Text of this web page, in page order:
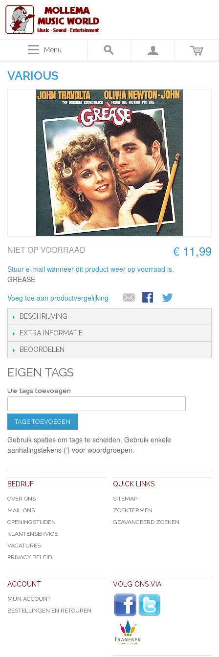
Menu
VARIOUS
€ 11,99
NIET OP VOORRAAD
Stuur e-mail wanneer dit product weer op voorraad is.
GREASE
Voeg toe aan productvergelijking
BESCHRIJVING
EXTRA INFORMATIE
BEOORDELEN
EIGEN TAGS
Uw tags toevoegen
TAGS TOEVOEGEN
Gebruik spaties om tags te scheiden. Gebruik enkele
aanhalingstekens (‘) voor woordgroepen.
BEDRIJF
OVER ONS
MAIL ONS
OPENINGSTIJDEN
KLANTENSERVICE
VACATURES
PRIVACY BELEID
QUICK LINKS
SITEMAP
ZOEKTERMEN
GEAVANCEERD ZOEKEN
ACCOUNT
MIJN ACCOUNT
BESTELLINGEN EN RETOUREN
VOLG ONS VIA